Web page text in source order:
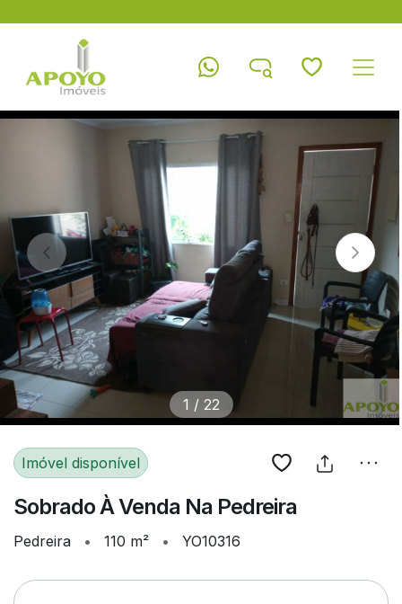
1 / 22
Imóvel disponível
Sobrado À Venda Na Pedreira
Pedreira • 110 m² • YO10316